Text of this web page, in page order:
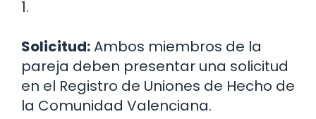
1.
Solicitud:Ambos miembros de la
pareja deben presentar una solicitud
en el Registro de Uniones de Hecho de
la Comunidad Valenciana.